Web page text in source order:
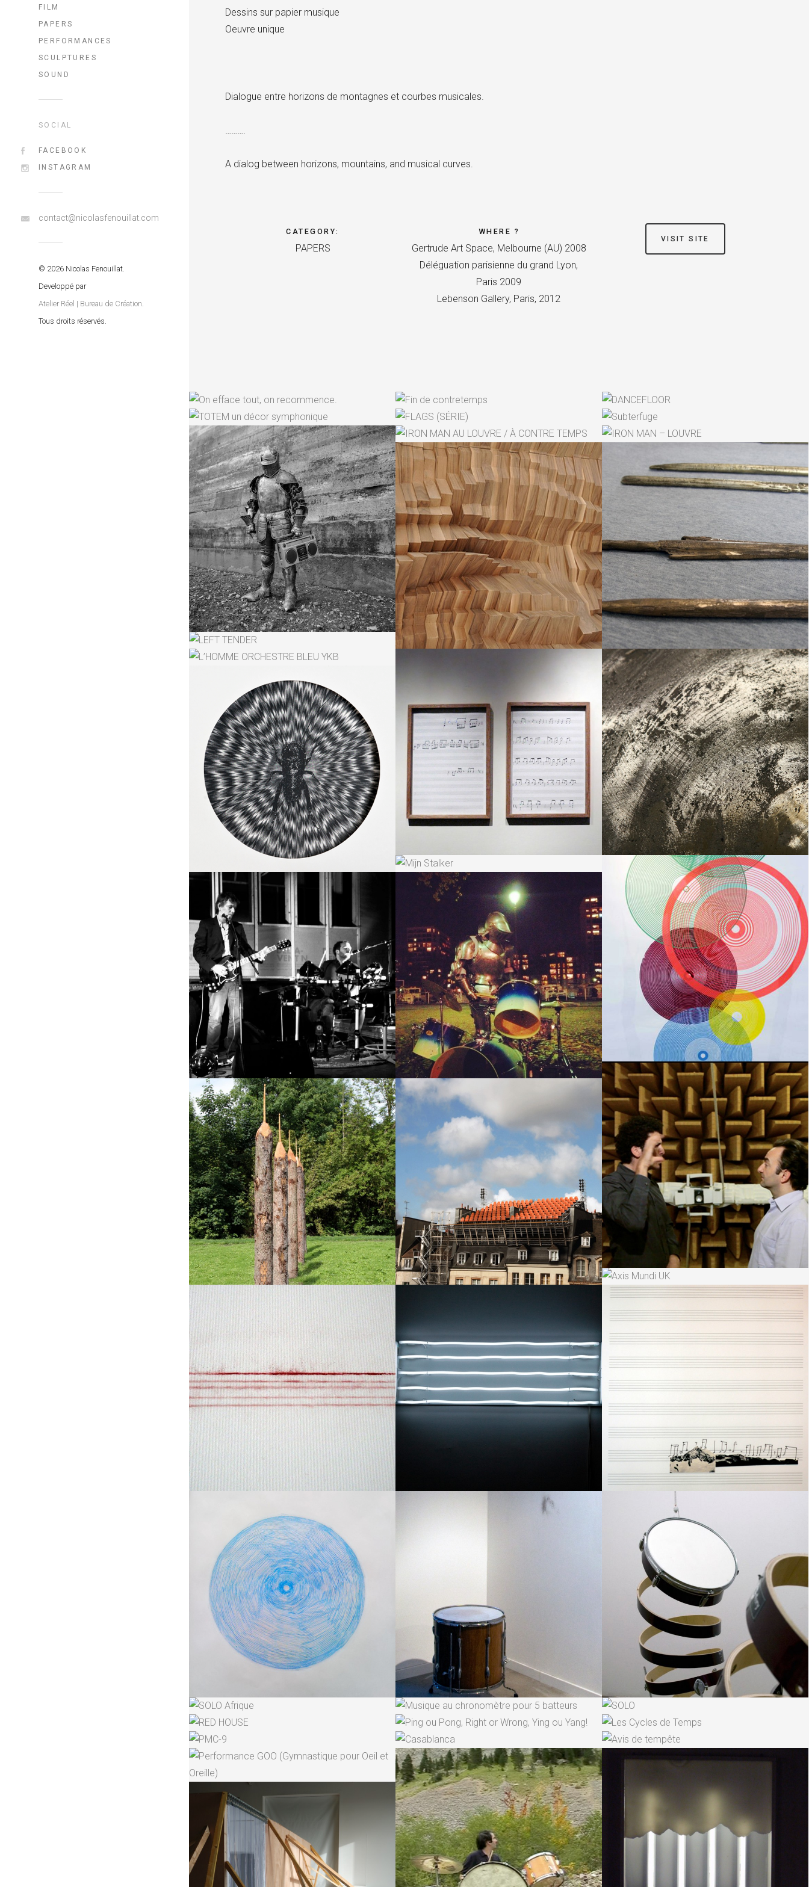
FILM
PAPERS
PERFORMANCES
SCULPTURES
SOUND
SOCIAL
FACEBOOK
INSTAGRAM
contact@nicolasfenouillat.com
© 2026 Nicolas Fenouillat.
Developpé par
Atelier Réel | Bureau de Création.
Tous droits réservés.
Dessins sur papier musique
Oeuvre unique
Dialogue entre horizons de montagnes et courbes musicales.
A dialog between horizons, mountains, and musical curves.
CATEGORY:
PAPERS
WHERE ?
Gertrude Art Space, Melbourne (AU) 2008
Déléguation parisienne du grand Lyon,
Paris 2009
Lebenson Gallery, Paris, 2012
VISIT SITE